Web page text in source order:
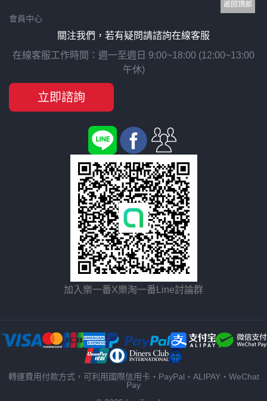
會員中心
關注我們，若有疑問請諮詢在線客服
在線客服工作時間：週一至週日 9:00~18:00 (12:00~13:00
午休)
立即諮詢
加入樂一番X樂淘一番Line討論群
轉運費用付款方式，可利用國際信用卡・PayPal・ALIPAY・WeChat
Pay